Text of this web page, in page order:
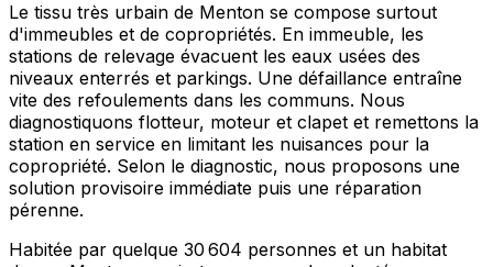
Le tissu très urbain de Menton se compose surtout
d'immeubles et de copropriétés. En immeuble, les
stations de relevage évacuent les eaux usées des
niveaux enterrés et parkings. Une défaillance entraîne
vite des refoulements dans les communs. Nous
diagnostiquons flotteur, moteur et clapet et remettons la
station en service en limitant les nuisances pour la
copropriété. Selon le diagnostic, nous proposons une
solution provisoire immédiate puis une réparation
pérenne.
Habitée par quelque 30 604 personnes et un habitat